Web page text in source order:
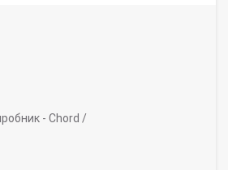
- Chord /